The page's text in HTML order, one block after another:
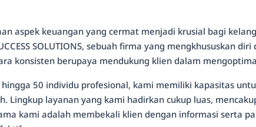
aspek keuangan yang cermat menjadi krusial bagi
SOLUTIONS, sebuah firma yang mengkhususkan
konsisten berupaya mendukung klien dalam
50 individu profesional, kami memiliki kapasitas
Lingkup layanan yang kami hadirkan cukup luas,
kami adalah membekali klien dengan informasi serta